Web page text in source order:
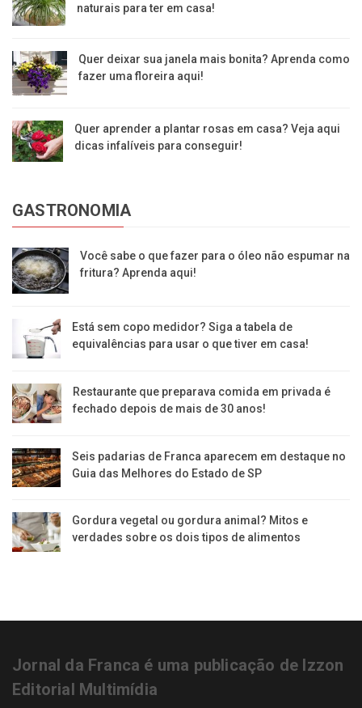
naturais para ter em casa!
Quer deixar sua janela mais bonita? Aprenda como
fazer uma floreira aqui!
Quer aprender a plantar rosas em casa? Veja aqui
dicas infalíveis para conseguir!
GASTRONOMIA
Você sabe o que fazer para o óleo não espumar na
fritura? Aprenda aqui!
Está sem copo medidor? Siga a tabela de
equivalências para usar o que tiver em casa!
Restaurante que preparava comida em privada é
fechado depois de mais de 30 anos!
Seis padarias de Franca aparecem em destaque no
Guia das Melhores do Estado de SP
Gordura vegetal ou gordura animal? Mitos e
verdades sobre os dois tipos de alimentos
Jornal da Franca é uma publicação de Izzon
Editorial Multimídia